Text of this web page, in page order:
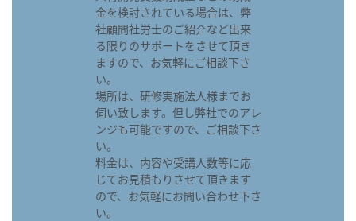
金を検討されている場合は、弊
社顧問社労士のご紹介など出来
る限りのサポートをさせて頂き
ますので、お気軽にご相談下さ
い。
場所は、研修実施法人様までお
伺い致します。但し弊社でのアレ
ンジも可能ですので、ご相談下さ
い。
料金は、内容や受講人数等に応
じてお見積もりさせて頂きます
ので、お気軽にお問い合わせ下さ
い。